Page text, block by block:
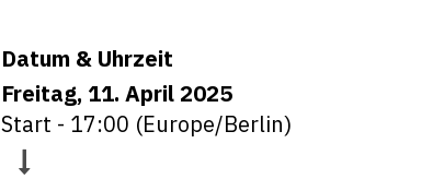
Datum & Uhrzeit
Freitag, 11. April 2025
Start - 17:00 (Europe/Berlin)